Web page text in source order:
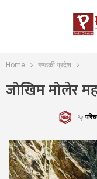
Home गण्डकी प्रदेश
जोखिम मोलेर
By